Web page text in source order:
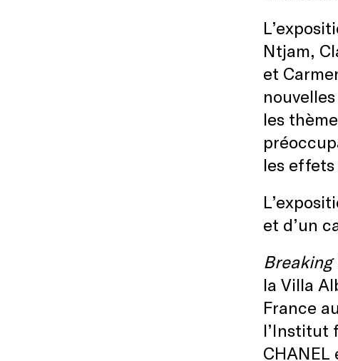
Ntjam,
et
les
les
et d’un
Breaking
la Villa
France
l’Institut
CHANEL